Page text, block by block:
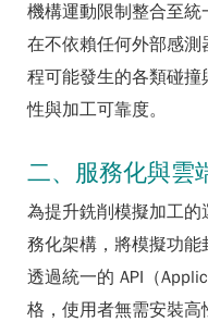
機構運動限制整合至
在不依賴任何外部感
程可能發生的各類碰
性與加工可靠度。
二、服務化與雲
為提升銑削模擬加工
務化架構，將模擬功能
透過統一的 API（
格，使用者無需安裝